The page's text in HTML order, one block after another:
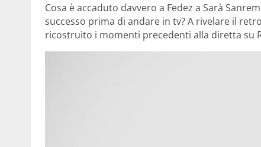
Cosa è accaduto davvero a Fedez a Sarà
successo prima di andare in tv? A rivelare il
ricostruito i momenti precedenti alla diretta su